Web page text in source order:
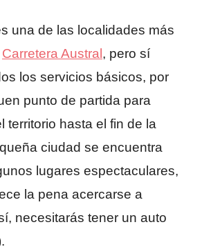
una de las localidades más
Carretera Austral , pero sí
los servicios básicos, por
punto de partida para
territorio hasta el fin de la
ciudad se encuentra
lugares espectaculares,
la pena acercarse a
necesitarás tener un auto